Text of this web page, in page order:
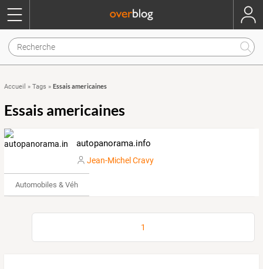
Accueil » Tags » Essais americaines
Essais americaines
autopanorama.info
Jean-Michel Cravy
Automobiles & Véhicules
1